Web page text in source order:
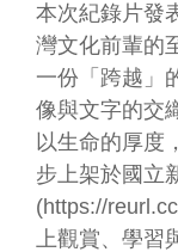
回
網
導
覽
本次紀錄片發
灣文化前輩的
一份「跨越」
像與文字的交
以生命的厚度
步上架於國立
(https://
上觀賞、學習